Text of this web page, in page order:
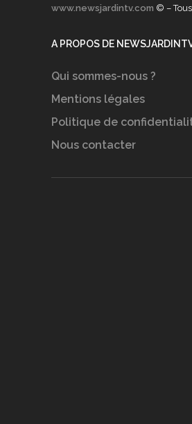
www.newsjardintv.com © –
A PROPOS DE
Qui sommes-nous ?
Mentions légales
Politique de
Nous contacter